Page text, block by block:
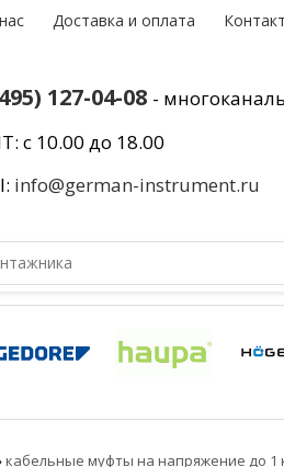
Доставка и оплата
127-04-08 -
с 10.00 до 18.00
info@german-instrument.ru
кабельные муфты на напряжение до 1